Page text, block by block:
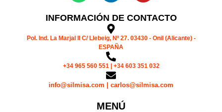
INFORMACIÓN DE CONTACTO
Pol. Ind. La Marjal II C/ Llebeig, Nº 27. 03430 - Onil (Alicante) -
ESPAÑA
+34 965 560 551 | +34 603 351 032
info@silmisa.com | carlos@silmisa.com
MENÚ